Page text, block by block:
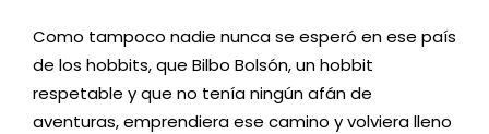
Como tampoco nadie nunca se esperó en ese país
de los hobbits, que Bilbo Bolsón, un hobbit
respetable y que no tenía ningún afán de
aventuras, emprendiera ese camino y volviera lleno